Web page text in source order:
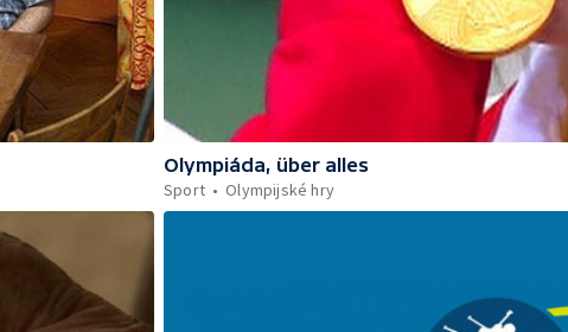
Olympiáda, über alles
Sport
Olympijské hry